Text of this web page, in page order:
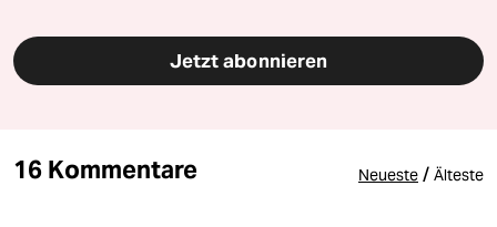
Jetzt abonnieren
16 Kommentare Neueste / Älteste